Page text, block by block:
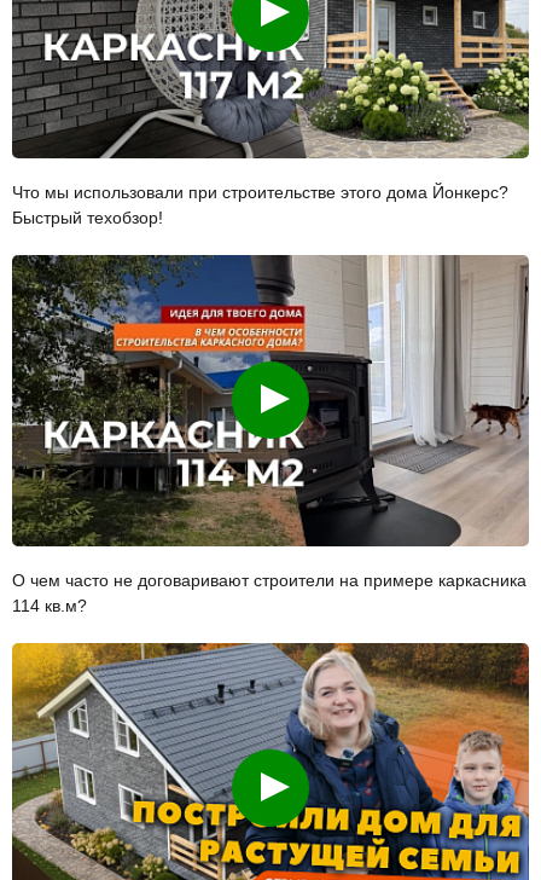
Что мы использовали при строительстве этого дома Йонкерс?
Быстрый техобзор!
Смотреть
О чем часто не договаривают строители на примере каркасника
114 кв.м?
Смотреть